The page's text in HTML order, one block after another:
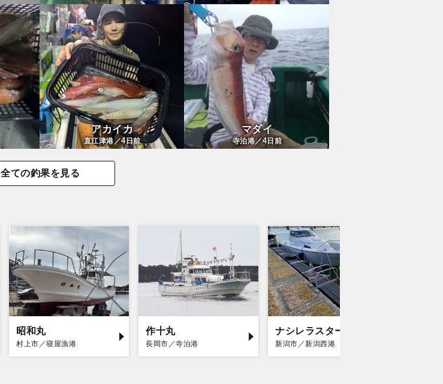
アカイカ
直江津港／4日前
マダイ
寺泊港／4日前
全ての釣果を見る
昭和丸
村上市／寝屋漁港
作十丸
長岡市／寺泊港
ナシレラスター
新潟市／新潟西港